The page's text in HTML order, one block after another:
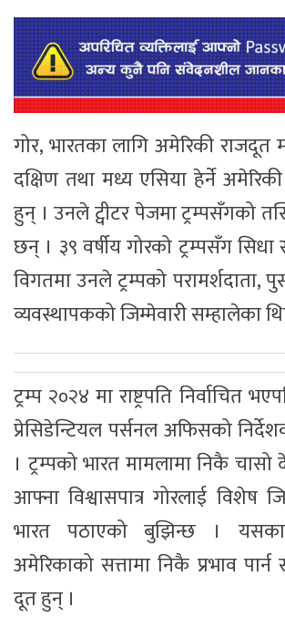
गोर, भारतका लागि अमेरिकी राजदूत
दक्षिण तथा मध्य एसिया हेर्ने
हुन् । उनले ट्वीटर पेजमा ट्रम्पसँगको
छन् । ३९ वर्षीय गोरको ट्रम्पसँग सिधा
विगतमा उनले ट्रम्पको परामर्शदाता,
व्यवस्थापकको जिम्मेवारी सम्हालेका
ट्रम्प २०२४ मा राष्ट्रपति निर्वाचित
प्रेसिडेन्टियल पर्सनल अफिसको
। ट्रम्पको भारत मामलामा निकै
आफ्ना विश्वासपात्र गोरलाई विशेष
भारत पठाएको बुझिन्छ ।
अमेरिकाको सत्तामा निकै प्रभाव
दूत हुन् ।